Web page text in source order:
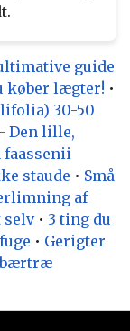
guide
køber lægter! •
30-50
Den lille,
faassenii
staude • Små
af
selv• 3 ting du
• Gerigter